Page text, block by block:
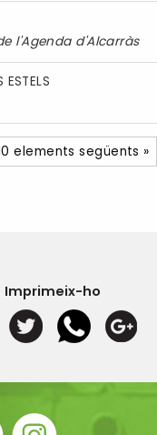
l'Agenda d'Alcarràs
elements següents »
Imprimeix-ho